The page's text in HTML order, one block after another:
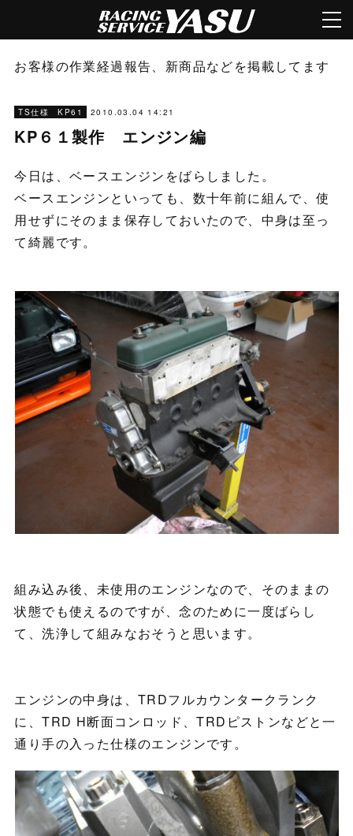
お客様の作業経過報告、新商品などを掲載してます
TS仕様 KP61 2010.03.04 14:21
KP６１製作 エンジン編
今日は、ベースエンジンをばらしました。
ベースエンジンといっても、数十年前に組んで、使
用せずにそのまま保存しておいたので、中身は至っ
て綺麗です。
組み込み後、未使用のエンジンなので、そのままの
状態でも使えるのですが、念のために一度ばらし
て、洗浄して組みなおそうと思います。
エンジンの中身は、TRDフルカウンタークランク
に、TRD H断面コンロッド、TRDピストンなどと一
通り手の入った仕様のエンジンです。